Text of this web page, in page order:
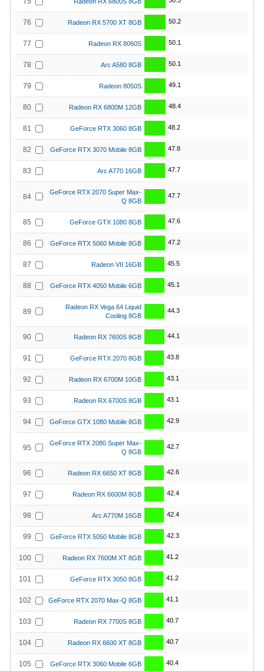
76 Radeon RX 5700 XT 8GB 50.2
77 Radeon RX 8060S 50.1
78 Arc A580 8GB 50.1
79 Radeon 8050S 49.1
80 Radeon RX 6800M 12GB 48.4
81 GeForce RTX 3060 8GB 48.2
82 GeForce RTX 3070 Mobile 8GB 47.8
83 Arc A770 16GB 47.7
84
GeForce RTX 2070 Super Max-
Q 8GB
47.7
85 GeForce GTX 1080 8GB 47.6
86 GeForce RTX 5060 Mobile 8GB 47.2
87 Radeon VII 16GB 45.5
88 GeForce RTX 4050 Mobile 6GB 45.1
89
Radeon RX Vega 64 Liquid
Cooling 8GB
44.3
90 Radeon RX 7600S 8GB 44.1
91 GeForce RTX 2070 8GB 43.8
92 Radeon RX 6700M 10GB 43.1
93 Radeon RX 6700S 8GB 43.1
94 GeForce GTX 1080 Mobile 8GB 42.9
95
GeForce RTX 2080 Super Max-
Q 8GB
42.7
96 Radeon RX 6650 XT 8GB 42.6
97 Radeon RX 6600M 8GB 42.4
98 Arc A770M 16GB 42.4
99 GeForce RTX 5050 Mobile 8GB 42.3
100 Radeon RX 7600M XT 8GB 41.2
101 GeForce RTX 3050 8GB 41.2
102 GeForce RTX 2070 Max-Q 8GB 41.1
103 Radeon RX 7700S 8GB 40.7
104 Radeon RX 6600 XT 8GB 40.7
105 GeForce RTX 3060 Mobile 6GB 40.4